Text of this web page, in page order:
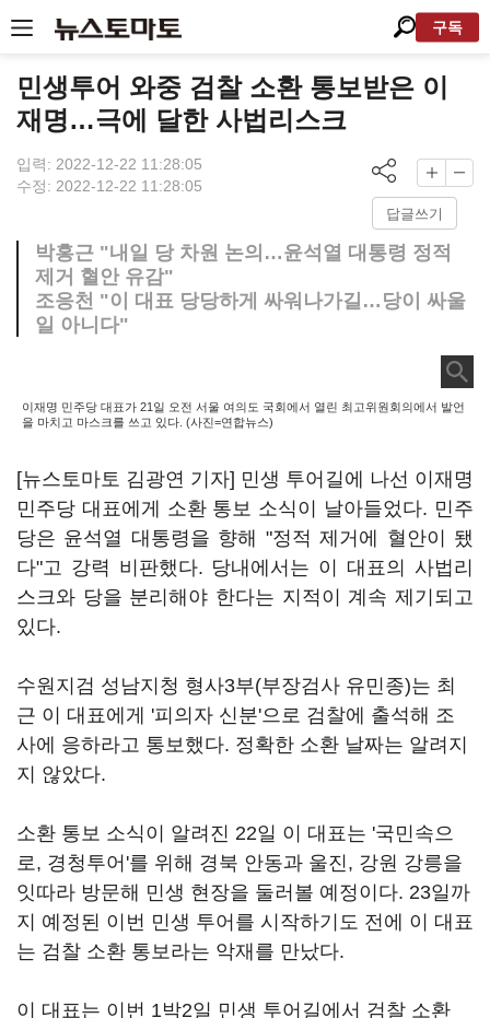
구독
민생투어 와중 검찰 소환 통보받은 이
재명…극에 달한 사법리스크
입력: 2022-12-22 11:28:05
수정: 2022-12-22 11:28:05
답글쓰기
박홍근 "내일 당 차원 논의…윤석열 대통령 정적
제거 혈안 유감"
조응천 "이 대표 당당하게 싸워나가길…당이 싸울
일 아니다"
이재명 민주당 대표가 21일 오전 서울 여의도 국회에서 열린 최고위원회의에서 발언
을 마치고 마스크를 쓰고 있다. (사진=연합뉴스)
[뉴스토마토 김광연 기자] 민생 투어길에 나선 이재명
민주당 대표에게 소환 통보 소식이 날아들었다. 민주
당은 윤석열 대통령을 향해 "정적 제거에 혈안이 됐
다"고 강력 비판했다. 당내에서는 이 대표의 사법리
스크와 당을 분리해야 한다는 지적이 계속 제기되고
있다.
수원지검 성남지청 형사3부(부장검사 유민종)는 최
근 이 대표에게 '피의자 신분'으로 검찰에 출석해 조
사에 응하라고 통보했다. 정확한 소환 날짜는 알려지
지 않았다.
소환 통보 소식이 알려진 22일 이 대표는 '국민속으
로, 경청투어'를 위해 경북 안동과 울진, 강원 강릉을
잇따라 방문해 민생 현장을 둘러볼 예정이다. 23일까
지 예정된 이번 민생 투어를 시작하기도 전에 이 대표
는 검찰 소환 통보라는 악재를 만났다.
이 대표는 이번 1박2일 민생 투어길에서 검찰 소환